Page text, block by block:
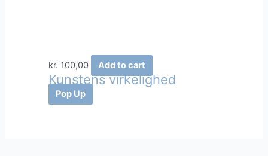
kr. 100,00 Add to cart
Kunstens virkelighed
Pop Up